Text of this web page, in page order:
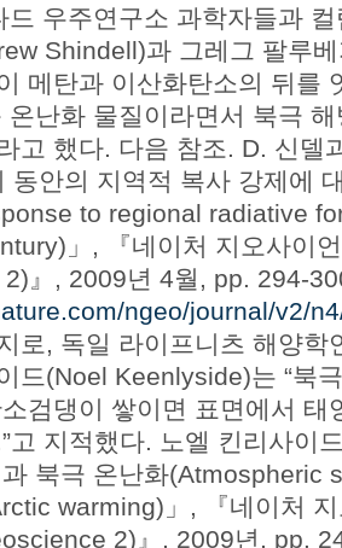
드 우주연구소 과학자들과
Shindell)과 그레그 팔루
메탄과 이산화탄소의 뒤를
온난화 물질이라면서 북극
고 했다. 다음 참조. D. 신델
동안의 지역적 복사 강제에
to regional radiative
」, 『네이처 지오사이
』, 2009년 4월, pp. 294-
ngeo/journal/v2/
로, 독일 라이프니츠 해양학
드(Noel Keenlyside)는 “북
검댕이 쌓이면 표면에서 태
고 지적했다. 노엘 킨리사이
북극 온난화(Atmospheric
warming)」, 『네이처
2)』, 2009년, pp.